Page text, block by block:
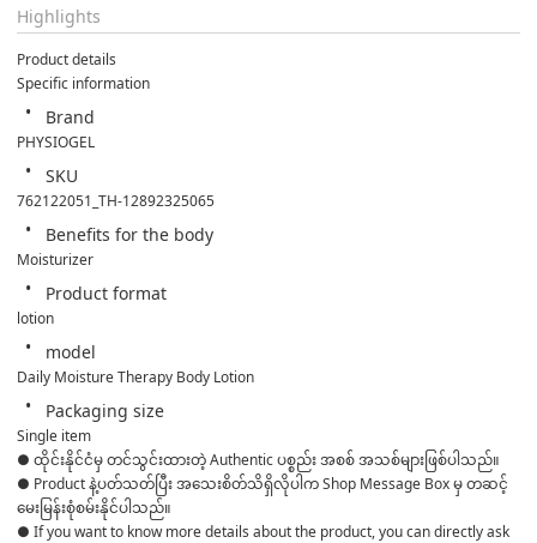
Highlights
Product details
Specific information
Brand
PHYSIOGEL
SKU
762122051_TH-12892325065
Benefits for the body
Moisturizer
Product format
lotion
model
Daily Moisture Therapy Body Lotion
Packaging size
Single item
● ထိုင်းနိုင်ငံမှ တင်သွင်းထားတဲ့ Authentic ပစ္စည်း အစစ် အသစ်များဖြစ်ပါသည်။
● Product နဲ့ပတ်သတ်ပြီး အသေးစိတ်သိရှိလိုပါက Shop Message Box မှ တဆင့်
မေးမြန်းစုံစမ်းနိုင်ပါသည်။
● If you want to know more details about the product, you can directly ask